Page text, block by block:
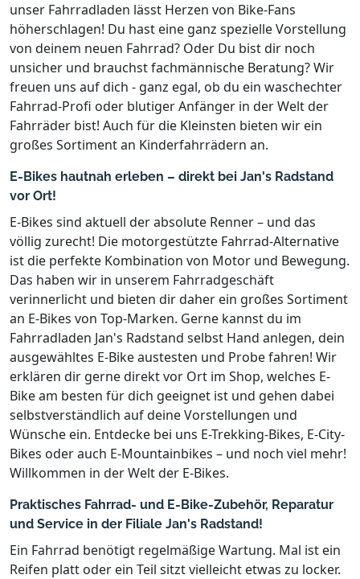
unser Fahrradladen lässt Herzen von Bike-Fans
höherschlagen! Du hast eine ganz spezielle Vorstellung
von deinem neuen Fahrrad? Oder Du bist dir noch
unsicher und brauchst fachmännische Beratung? Wir
freuen uns auf dich - ganz egal, ob du ein waschechter
Fahrrad-Profi oder blutiger Anfänger in der Welt der
Fahrräder bist! Auch für die Kleinsten bieten wir ein
großes Sortiment an Kinderfahrrädern an.
E-Bikes hautnah erleben – direkt bei Jan's Radstand
vor Ort!
E-Bikes sind aktuell der absolute Renner – und das
völlig zurecht! Die motorgestützte Fahrrad-Alternative
ist die perfekte Kombination von Motor und Bewegung.
Das haben wir in unserem Fahrradgeschäft
verinnerlicht und bieten dir daher ein großes Sortiment
an E-Bikes von Top-Marken. Gerne kannst du im
Fahrradladen Jan's Radstand selbst Hand anlegen, dein
ausgewähltes E-Bike austesten und Probe fahren! Wir
erklären dir gerne direkt vor Ort im Shop, welches E-
Bike am besten für dich geeignet ist und gehen dabei
selbstverständlich auf deine Vorstellungen und
Wünsche ein. Entdecke bei uns E-Trekking-Bikes, E-City-
Bikes oder auch E-Mountainbikes – und noch viel mehr!
Willkommen in der Welt der E-Bikes.
Praktisches Fahrrad- und E-Bike-Zubehör, Reparatur
und Service in der Filiale Jan's Radstand!
Ein Fahrrad benötigt regelmäßige Wartung. Mal ist ein
Reifen platt oder ein Teil sitzt vielleicht etwas zu locker.